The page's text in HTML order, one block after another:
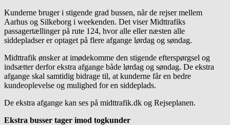
Kunderne bruger i stigende grad bussen, når de rejser mellem
Aarhus og Silkeborg i weekenden. Det viser Midttrafiks
passagertællinger på rute 124, hvor alle eller næsten alle
siddepladser er optaget på flere afgange lørdag og søndag.
Midttrafik ønsker at imødekomme den stigende efterspørgsel og
indsætter derfor ekstra afgange både lørdag og søndag. De ekstra
afgange skal samtidig bidrage til, at kunderne får en bedre
kundeoplevelse og mulighed for en siddeplads.
De ekstra afgange kan ses på midttrafik.dk og Rejseplanen.
Ekstra busser tager imod togkunder